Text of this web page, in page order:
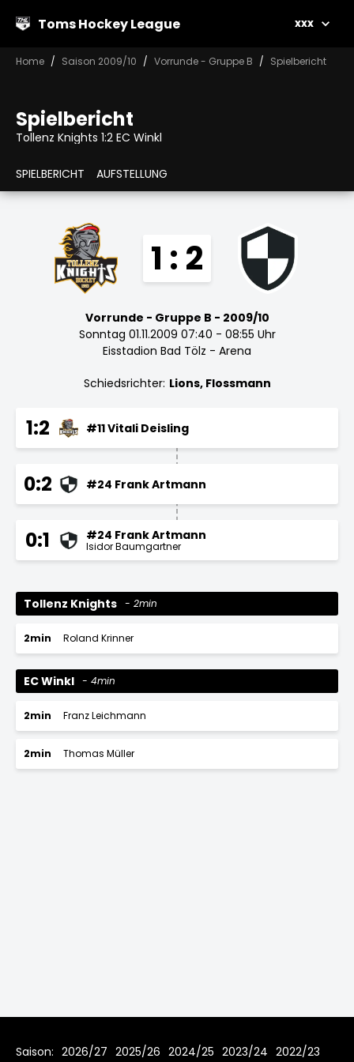
Toms Hockey League xxx
Home Saison 2009/10 Vorrunde - Gruppe B Spielbericht
Spielbericht
Tollenz Knights 1:2 EC Winkl
SPIELBERICHT AUFSTELLUNG
1 : 2
Vorrunde - Gruppe B - 2009/10
Sonntag 01.11.2009 07:40 - 08:55 Uhr
Eisstadion Bad Tölz - Arena
Schiedsrichter: Lions, Flossmann
1:2 #11 Vitali Deisling
0:2 #24 Frank Artmann
0:1 #24 Frank Artmann
Isidor Baumgartner
Tollenz Knights 2min
2min Roland Krinner
EC Winkl 4min
2min Franz Leichmann
2min Thomas Müller
Saison: 2026/27 2025/26 2024/25 2023/24 2022/23